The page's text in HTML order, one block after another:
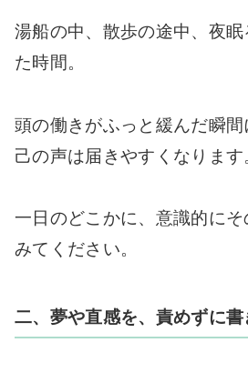
湯船の中、散歩の途中、夜眠
た時間。
頭の働きがふっと緩んだ瞬間
己の声は届きやすくなります
一日のどこかに、意識的に
みてください。
二、夢や直感を、責めずに書